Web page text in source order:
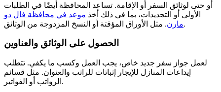
أو حتى لوثائق السفر أو الإقامة. تساعد المحافظة أيضًا في الطلبات
الأولى أو التجديدات، بما في ذلك أخذ موعد في محافظة فال دو
مارن. مثل الأوراق المؤقتة أو النسخ المزدوجة من الوثائق.
الحصول على الوثائق والعناوين
لعمل جواز سفر جديد خاص، يجب العمل وكسب ما يكفي. تتطلب
إيداعات المنازل للإيجار إثباتات للراتب والعنوان. مثل قسائم
الرواتب أو الفواتير.